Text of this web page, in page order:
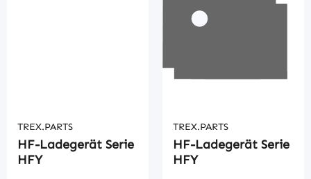
TREX.PARTS
HF-Ladegerät Serie
HFY
TREX.PARTS
HF-Ladegerät Serie
HFY